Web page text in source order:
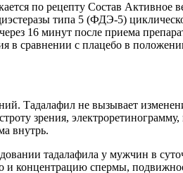
по рецепту Состав Активное
типа 5 (ФДЭ-5)
16 минут после приема
в сравнении с плацебо в
Тадалафил не вызывает
зрения,
внутрь.
тадалафила у мужчин в
и концентрацию спермы,